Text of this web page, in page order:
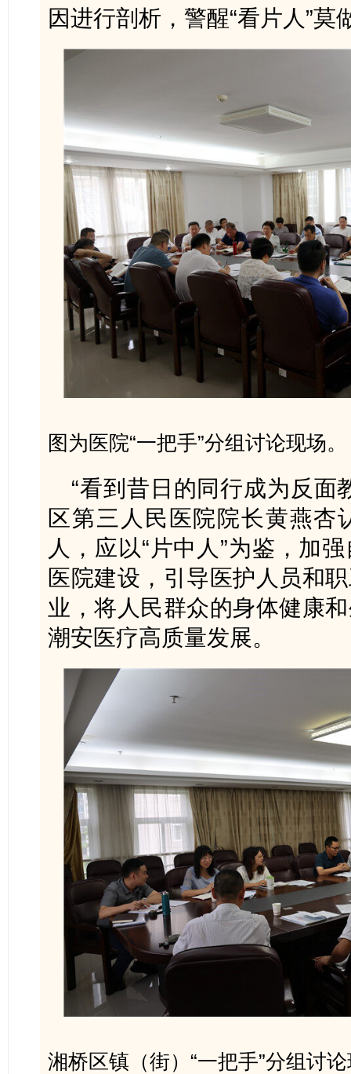
因进行剖析，警醒“看片人”莫
图为医院“一把手”分组讨论现场。
“看到昔日的同行成为反面
区第三人民医院院长黄燕杏
人，应以“片中人”为鉴，加
医院建设，引导医护人员和
业，将人民群众的身体健康
潮安医疗高质量发展。
湘桥区镇（街）“一把手”分组讨